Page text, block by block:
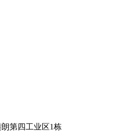
第四工业区1栋